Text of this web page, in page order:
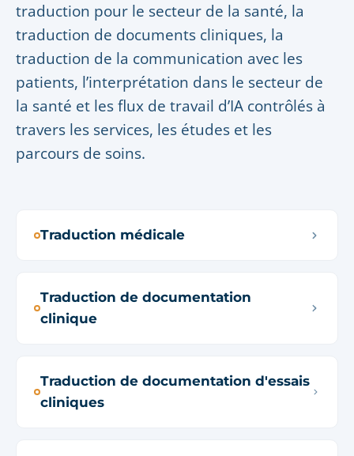
traduction pour le secteur de la santé, la
traduction de documents cliniques, la
traduction de la communication avec les
patients, l’interprétation dans le secteur de
la santé et les flux de travail d’IA contrôlés à
travers les services, les études et les
parcours de soins.
Traduction médicale
Traduction de documentation
clinique
Traduction de documentation d'essais
cliniques